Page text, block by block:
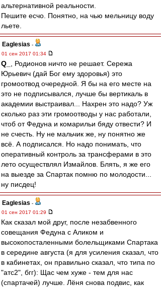
альтернативной реальности.
Пешите есчо. Понятно, на чью мельницу воду
льете.
Eaglesias -
01 сен 2017 01:34
Q_
, Родионов ничто не решает. Сережа
Юрьевич (дай Бог ему здоровья) это
громоотвод очередной. Я бы на его месте на
это не подписывался, лучше бы вертикаль в
академии выстраивал... Нахрен это надо? Уж
сколько раз эти громоотводы у нас работали,
чтоб от Федуна и комарильи бяду отвести? И
не счесть. Ну не мальчик же, ну понятно же
всё. А подписался. Но надо понимать, что
оперативный контроль за трансферами в это
лето осуществлял Измайлов. Блять, я же его
на выезде за Спартак помню по молодости...
ну писдец!
Eaglesias -
01 сен 2017 01:29
Как сказал мой друг, после незабвенного
совещания Федуна с Аликом и
высокопосталенными болельщиками Спартака
в середине августа (я для усиления сказал, что
в кабинетах, он правильно сказал, что типа по
"атс2", бгг): Щас чем хуже - тем для нас
(спартачей) лучше. Лёня снова подвис, как